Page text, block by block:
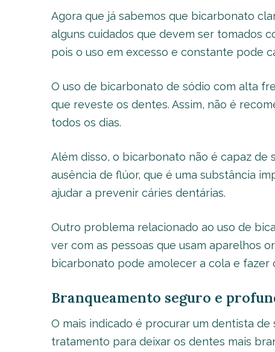
Agora que já sabemos que bicarbonato
alguns cuidados que devem ser tomados
pois o uso em excesso e constante pode
O uso de bicarbonato de sódio com alta
que reveste os dentes. Assim, não é
todos os dias.
Além disso, o bicarbonato não é capaz
ausência de flúor, que é uma substância
ajudar a prevenir cáries dentárias.
Outro problema relacionado ao uso de
ver com as pessoas que usam aparelhos
bicarbonato pode amolecer a cola e
Branqueamento seguro e
O mais indicado é procurar um dentista
tratamento para deixar os dentes mais